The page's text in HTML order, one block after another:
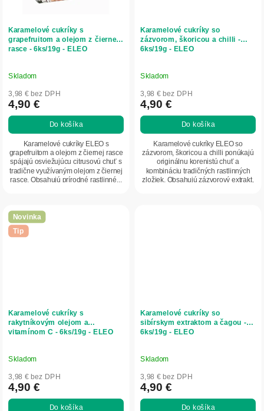
Karamelové cukríky s
grapefruitom a olejom z čiernej
rasce - 6ks/19g - ELEO
Skladom
3,98 € bez DPH
4,90 €
Do košíka
Karamelové cukríky ELEO s
grapefruitom a olejom z čiernej rasce
spájajú osviežujúcu citrusovú chuť s
tradične využívaným olejom z čiernej
rasce. Obsahujú prírodné rastlinné...
Karamelové cukríky so
zázvorom, škoricou a chilli -
6ks/19g - ELEO
Skladom
3,98 € bez DPH
4,90 €
Do košíka
Karamelové cukríky ELEO so
zázvorom, škoricou a chilli ponúkajú
originálnu korenistú chuť a
kombináciu tradičných rastlinných
zložiek. Obsahujú zázvorový extrakt,
Novinka
Tip
Karamelové cukríky s
rakytníkovým olejom a
vitamínom C - 6ks/19g - ELEO
Skladom
3,98 € bez DPH
4,90 €
Do košíka
Karamelové cukríky so
sibírskym extraktom a čagou -
6ks/19g - ELEO
Skladom
3,98 € bez DPH
4,90 €
Do košíka